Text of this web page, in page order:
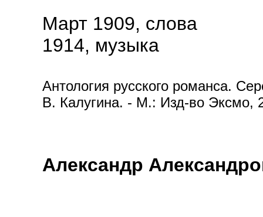
Март 1909, слова
1914, музыка
Антология русского романса.
В. Калугина. - М.: Изд-во Эксмо,
Александр